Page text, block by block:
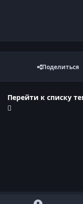
Поделиться
Перейти к списку